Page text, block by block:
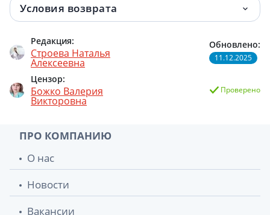
Условия возврата
Редакция:
Строева Наталья
Алексеевна
Цензор:
Божко Валерия
Викторовна
Обновлено:
11.12.2025
Проверено
ПРО КОМПАНИЮ
О нас
Новости
Вакансии